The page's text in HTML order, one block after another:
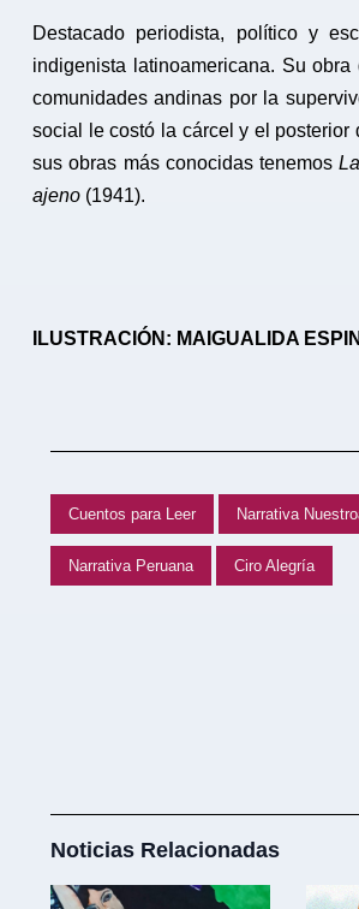
Destacado periodista, político y
indigenista latinoamericana. Su
comunidades andinas por la
social le costó la cárcel y el
sus obras más conocidas tenemos
ajeno (1941).
ILUSTRACIÓN: MAIGUALIDA
Cuentos para Leer Narrativa
Narrativa Peruana Ciro Alegría
Noticias Relacionadas